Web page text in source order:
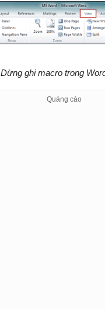
Dừng ghi macro trong